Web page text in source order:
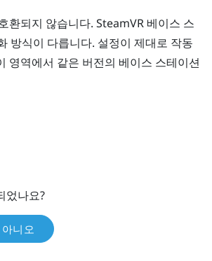
환되지 않습니다. SteamVR 베이스 스
방식이 다릅니다. 설정이 제대로 작동
영역에서 같은 버전의 베이스 스테이션
었나요?
아니오